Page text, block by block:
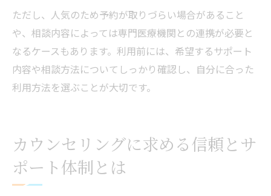
ただし、人気のため予約が取りづらい場合があること
や、相談内容によっては専門医療機関との連携が必要と
なるケースもあります。利用前には、希望するサポート
内容や相談方法についてしっかり確認し、自分に合った
利用方法を選ぶことが大切です。
カウンセリングに求める信頼とサ
ポート体制とは